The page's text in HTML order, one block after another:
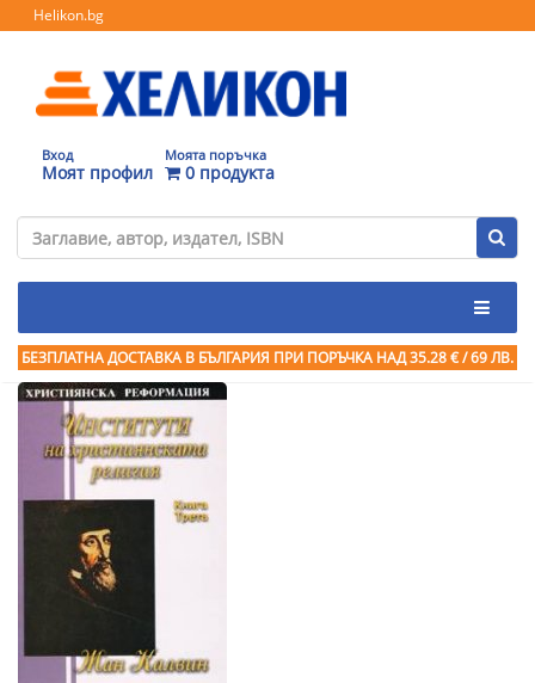
Helikon.bg
Вход
Моят профил
Моята поръчка
0 продукта
БЕЗПЛАТНА ДОСТАВКА В БЪЛГАРИЯ ПРИ ПОРЪЧКА НАД 35.28 € / 69 ЛВ.